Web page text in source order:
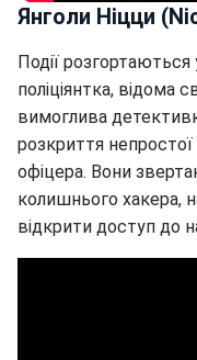
Янголи Ніцци
Події розгортаються
поліціянтка, відома
вимоглива
розкриття
офіцера. Вони
колишнього хакера,
відкрити доступ до